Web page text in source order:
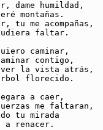
dame humildad,
montañas.
tu me acompañas,
faltar.
caminar,
contigo,
la vista atrás,
florecido.
a caer,
me faltaran,
tu mirada
a renacer.